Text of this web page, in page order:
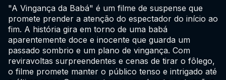
"A Vingança da Babá" é um filme de suspense que
promete prender a atenção do espectador do início ao
fim. A história gira em torno de uma babá
aparentemente doce e inocente que guarda um
passado sombrio e um plano de vingança. Com
reviravoltas surpreendentes e cenas de tirar o fôlego,
o filme promete manter o público tenso e intrigado até